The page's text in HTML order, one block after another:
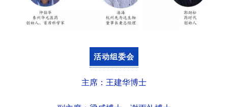
活动组委会
主席：王建华博士